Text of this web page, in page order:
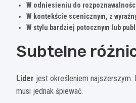
W odniesieniu do
W kontekście scenicznym, z
W stylu bardziej potocznym lub
Subtelne
Lider jest określeniem najszerszym.
musi jednak śpiewać.